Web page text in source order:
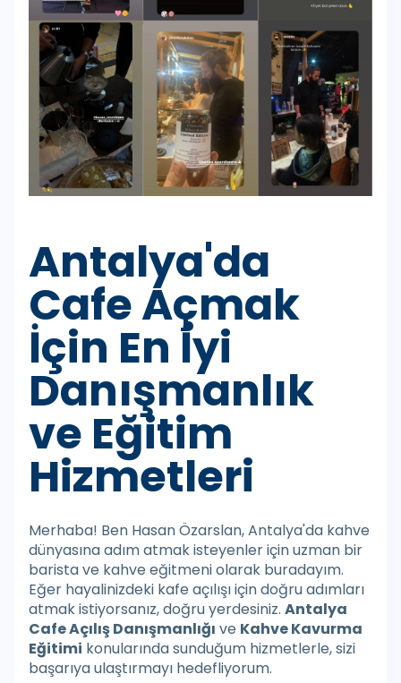
Antalya'da
Cafe Açmak
İçin En İyi
Danışmanlık
ve Eğitim
Hizmetleri
Merhaba! Ben Hasan Özarslan, Antalya'da kahve
dünyasına adım atmak isteyenler için uzman bir
barista ve kahve eğitmeni olarak buradayım.
Eğer hayalinizdeki kafe açılışı için doğru adımları
atmak istiyorsanız, doğru yerdesiniz. Antalya
Cafe Açılış Danışmanlığı ve Kahve Kavurma
Eğitimi konularında sunduğum hizmetlerle, sizi
başarıya ulaştırmayı hedefliyorum.